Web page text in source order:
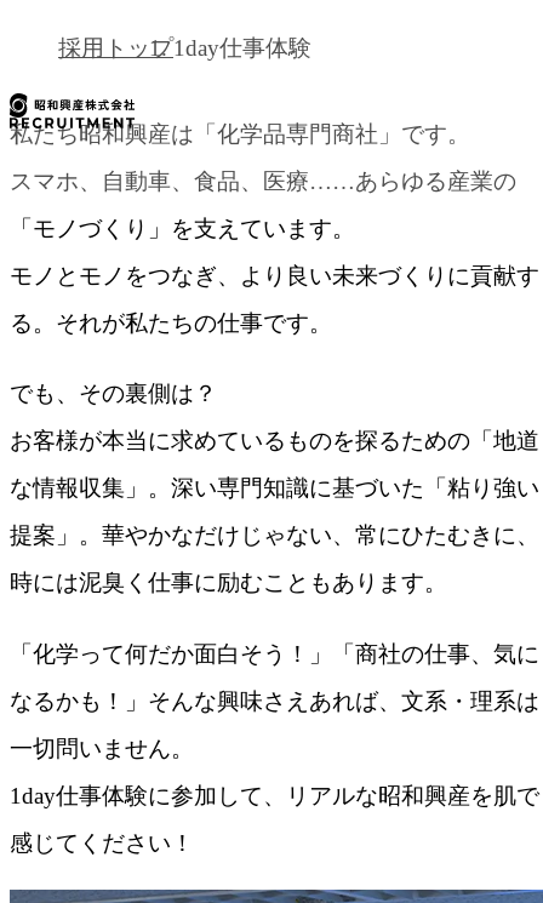
採用トップ1day仕事体験
INTERNSHIP
私たち昭和興産は「化学品専門商社」です。
スマホ、自動車、食品、医療……あらゆる産業の
「モノづくり」を支えています。
モノとモノをつなぎ、より良い未来づくりに貢献す
る。それが私たちの仕事です。
でも、その裏側は？
お客様が本当に求めているものを探るための「地道
な情報収集」。深い専門知識に基づいた「粘り強い
提案」。華やかなだけじゃない、常にひたむきに、
時には泥臭く仕事に励むこともあります。
「化学って何だか面白そう！」「商社の仕事、気に
なるかも！」そんな興味さえあれば、文系・理系は
一切問いません。
1day仕事体験に参加して、リアルな昭和興産を肌で
感じてください！